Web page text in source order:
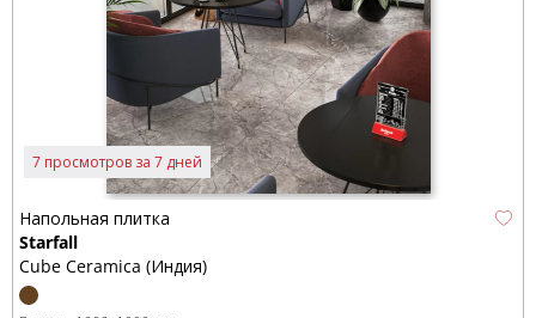
7 просмотров за 7 дней
Напольная плитка
Starfall
Cube Ceramica (Индия)